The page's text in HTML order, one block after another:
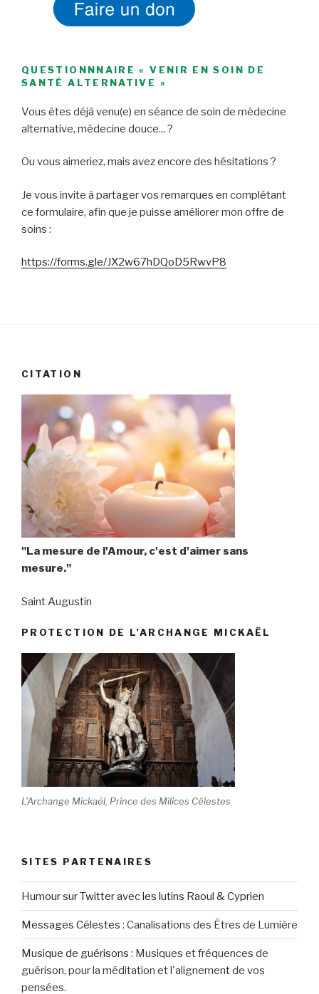
QUESTIONNNAIRE « VENIR EN SOIN DE
SANTÉ ALTERNATIVE »
Vous êtes déjà venu(e) en séance de soin de médecine
alternative, médecine douce... ?
Ou vous aimeriez, mais avez encore des hésitations ?
Je vous invite à partager vos remarques en complétant
ce formulaire, afin que je puisse améliorer mon offre de
soins :
https://forms.gle/JX2w67hDQoD5RwvP8
CITATION
"La mesure de l'Amour, c'est d'aimer sans
mesure."
Saint Augustin
PROTECTION DE L’ARCHANGE MICKAËL
L'Archange Mickaël, Prince des Milices Célestes
SITES PARTENAIRES
Humour sur Twitter avec les lutins Raoul & Cyprien
Messages Célestes : Canalisations des Êtres de Lumière
Musique de guérisons : Musiques et fréquences de
guérison, pour la méditation et l'alignement de vos
pensées.